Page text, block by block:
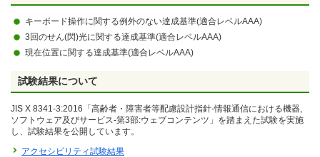
キーボード操作に関する例外のない達成基準(適合レベルAAA)
3回のせん(閃)光に関する達成基準(適合レベルAAA)
現在位置に関する達成基準(適合レベルAAA)
試験結果について
JIS X 8341-3:2016「高齢者・障害者等配慮設計指針-情報通信における機器,
ソフトウェア及びサービス-第3部:ウェブコンテンツ」を踏まえた試験を実施
し、試験結果を公開しています。
アクセシビリティ試験結果